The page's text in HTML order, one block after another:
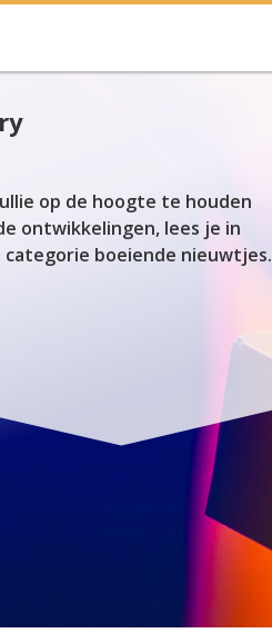
op de hoogte te houden
ontwikkelingen, lees je in
categorie boeiende nieuwtjes.